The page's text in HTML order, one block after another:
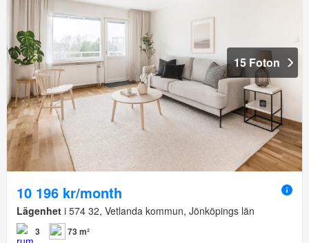
15 Foton
10 196 kr/month
Lägenhet i 574 32, Vetlanda kommun, Jönköpings län
3 73 m²